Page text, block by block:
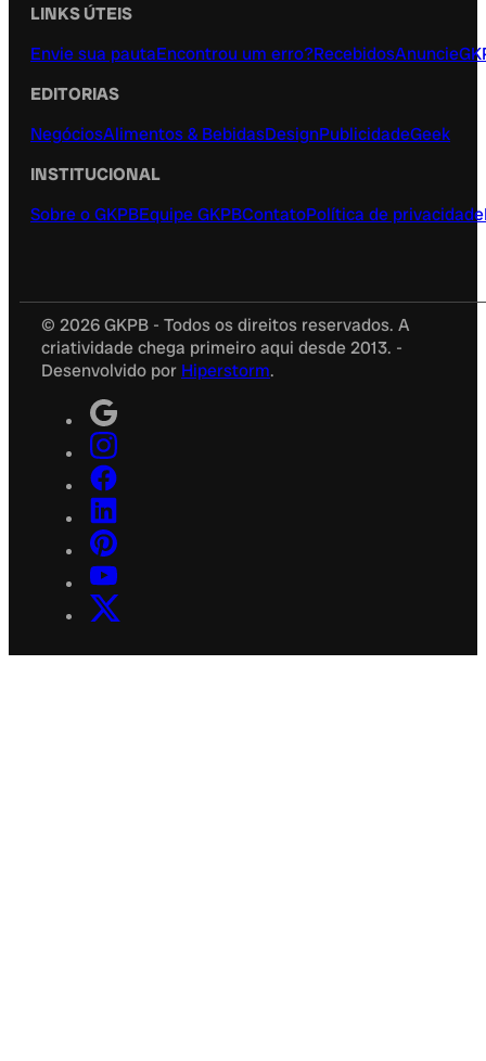
LINKS ÚTEIS
Envie sua pautaEncontrou um erro?RecebidosAnuncie
EDITORIAS
NegóciosAlimentos & BebidasDesignPublicidadeGeek
INSTITUCIONAL
Sobre o GKPBEquipe GKPBContatoPolítica de privacidade
© 2026 GKPB - Todos os direitos reservados. A
criatividade chega primeiro aqui desde 2013. -
Desenvolvido por Hiperstorm.